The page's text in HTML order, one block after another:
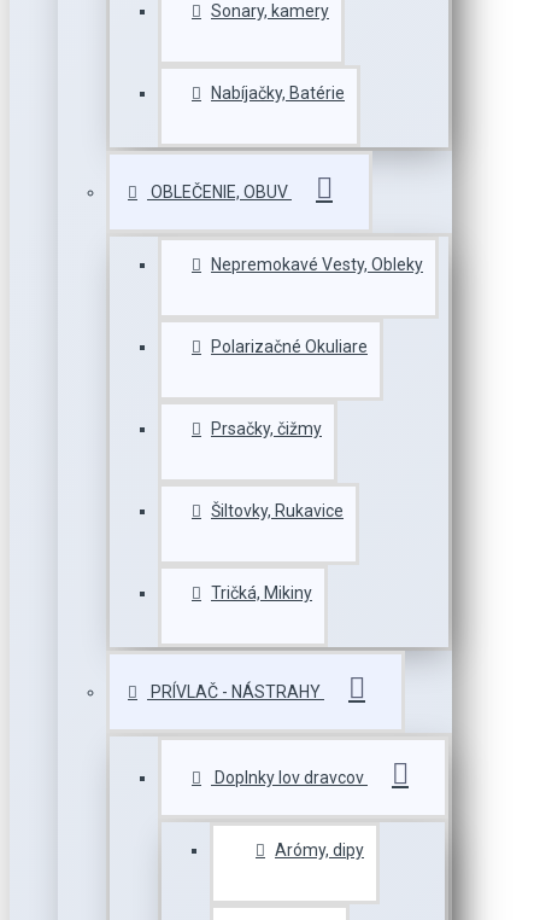
Sonary, kamery
Nabíjačky, Batérie
OBLEČENIE, OBUV
Nepremokavé Vesty, Obleky
Polarizačné Okuliare
Prsačky, čižmy
Šiltovky, Rukavice
Tričká, Mikiny
PRÍVLAČ - NÁSTRAHY
Doplnky lov dravcov
Arómy, dipy